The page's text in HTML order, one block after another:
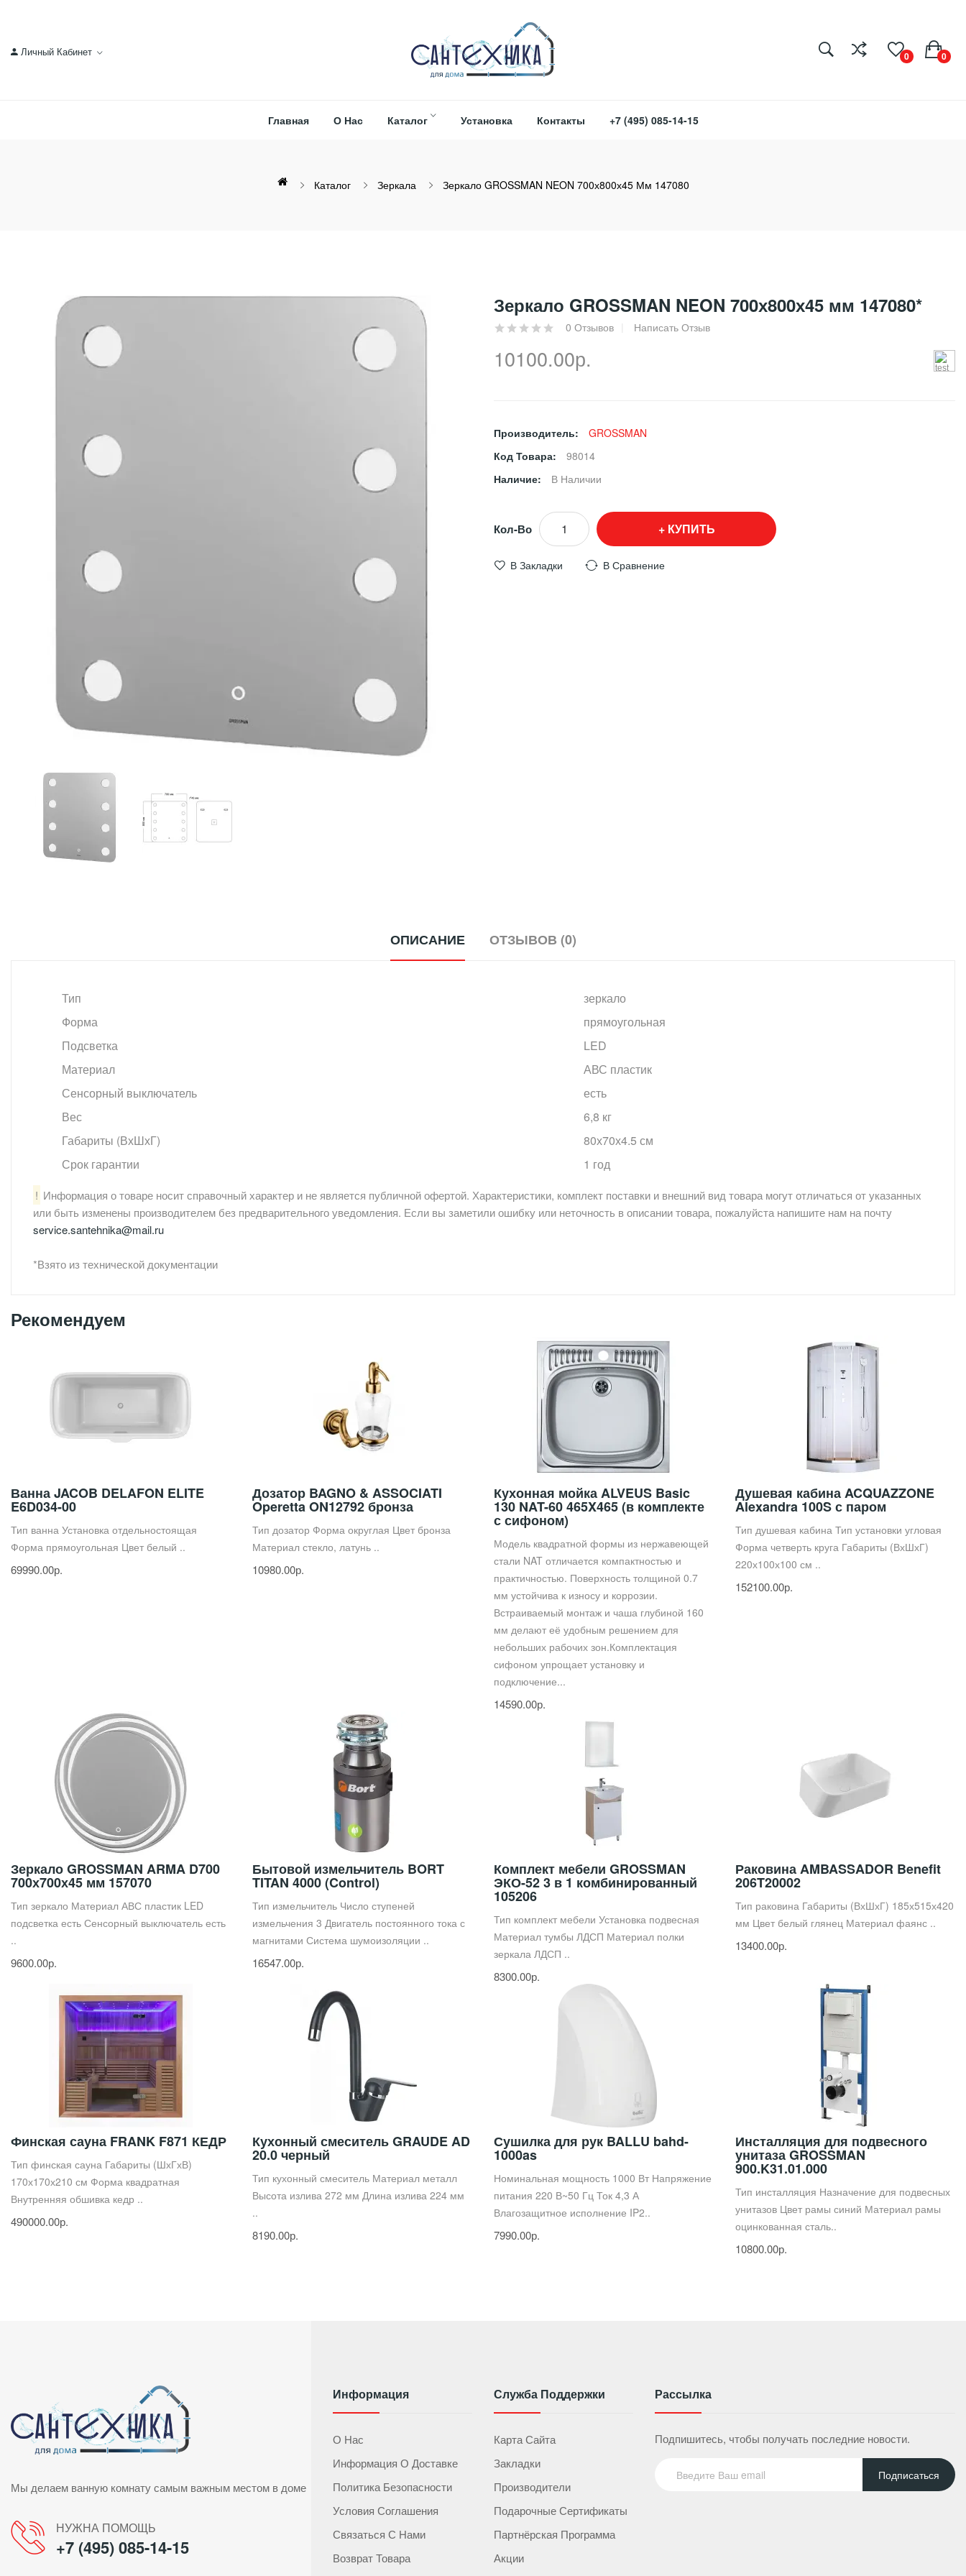
Личный Кабинет 0 0
Главная О Нас Каталог Установка Контакты +7 (495) 085-14-15
Каталог Зеркала Зеркало GROSSMAN NEON 700х800х45 Мм 147080
Зеркало GROSSMAN NEON 700х800х45 мм 147080*
0 Отзывов Написать Отзыв
10100.00р.
Производитель:
GROSSMAN
Код Товара:
98014
Наличие:
В Наличии
Кол-Во КУПИТЬ
В Закладки В Сравнение
ОПИСАНИЕ ОТЗЫВОВ (0)
Тип
зеркало
Форма
прямоугольная
Подсветка
LED
Материал
АВС пластик
Сенсорный выключатель
есть
Вес
6,8 кг
Габариты (ВхШхГ)
80х70х4.5 см
Срок гарантии
1 год
! Информация о товаре носит справочный характер и не является публичной офертой. Характеристики, комплект поставки и внешний вид товара могут отличаться от указанных
или быть изменены производителем без предварительного уведомления. Если вы заметили ошибку или неточность в описании товара, пожалуйста напишите нам на почту
service.santehnika@mail.ru
*Взято из технической документации
Рекомендуем
Ванна JACOB DELAFON ELITE
E6D034-00
Тип ванна Установка отдельностоящая
Форма прямоугольная Цвет белый ..
69990.00р.
Дозатор BAGNO & ASSOCIATI
Operetta ON12792 бронза
Тип дозатор Форма округлая Цвет бронза
Материал стекло, латунь ..
10980.00р.
Кухонная мойка ALVEUS Basic
130 NAT-60 465X465 (в комплекте
с сифоном)
Модель квадратной формы из нержавеющей
стали NAT отличается компактностью и
практичностью. Поверхность толщиной 0.7
мм устойчива к износу и коррозии.
Встраиваемый монтаж и чаша глубиной 160
мм делают её удобным решением для
небольших рабочих зон.Комплектация
сифоном упрощает установку и
подключение...
14590.00р.
Душевая кабина ACQUAZZONE
Alexandra 100S с паром
Тип душевая кабина Тип установки угловая
Форма четверть круга Габариты (ВхШхГ)
220х100х100 см ..
152100.00р.
Зеркало GROSSMAN ARMA D700
700х700х45 мм 157070
Тип зеркало Материал АВС пластик LED
подсветка есть Сенсорный выключатель есть
..
9600.00р.
Бытовой измельчитель BORT
TITAN 4000 (Control)
Тип измельчитель Число ступеней
измельчения 3 Двигатель постоянного тока с
магнитами Система шумоизоляции ..
16547.00р.
Комплект мебели GROSSMAN
ЭКО-52 3 в 1 комбинированный
105206
Тип комплект мебели Установка подвесная
Материал тумбы ЛДСП Материал полки
зеркала ЛДСП ..
8300.00р.
Раковина AMBASSADOR Benefit
206T20002
Тип раковина Габариты (ВхШхГ) 185х515х420
мм Цвет белый глянец Материал фаянс ..
13400.00р.
Финская сауна FRANK F871 КЕДР
Тип финская сауна Габариты (ШхГхВ)
170х170х210 см Форма квадратная
Внутренняя обшивка кедр ..
490000.00р.
Кухонный смеситель GRAUDE AD
20.0 черный
Тип кухонный смеситель Материал металл
Высота излива 272 мм Длина излива 224 мм
..
8190.00р.
Сушилка для рук BALLU bahd-
1000as
Номинальная мощность 1000 Вт Напряжение
питания 220 В~50 Гц Ток 4,3 А
Влагозащитное исполнение IP2..
7990.00р.
Инсталляция для подвесного
унитаза GROSSMAN
900.K31.01.000
Тип инсталляция Назначение для подвесных
унитазов Цвет рамы синий Материал рамы
оцинкованная сталь..
10800.00р.
Мы делаем ванную комнату самым важным местом в доме
НУЖНА ПОМОЩЬ
+7 (495) 085-14-15
Информация
О Нас
Информация О Доставке
Политика Безопасности
Условия Соглашения
Связаться С Нами
Возврат Товара
Служба Поддержки
Карта Сайта
Закладки
Производители
Подарочные Сертификаты
Партнёрская Программа
Акции
Рассылка
Подпишитесь, чтобы получать последние новости.
Подписаться